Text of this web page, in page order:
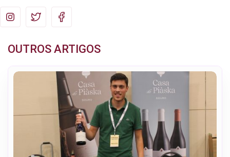
OUTROS ARTIGOS